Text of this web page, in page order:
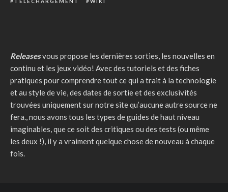
Releasesvous propose les dernières sorties, les nouvelles en
continu et les jeux vidéo! Avec des tutoriels et des fiches
pratiques pour comprendre tout ce qui a trait à la technologie
et au style de vie, des dates de sortie et des exclusivités
trouvées uniquement sur notre site qu’aucune autre source ne
fera., nous avons tous les types de guides de haut niveau
imaginables, que ce soit des critiques ou des tests (ou même
les deux !), il y a vraiment quelque chose de nouveau à chaque
fois.